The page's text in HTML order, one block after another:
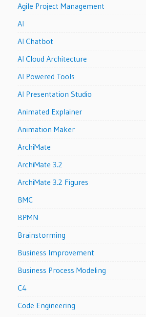
Agile Project Management
AI
AI Chatbot
AI Cloud Architecture
AI Powered Tools
AI Presentation Studio
Animated Explainer
Animation Maker
ArchiMate
ArchiMate 3.2
ArchiMate 3.2 Figures
BMC
BPMN
Brainstorming
Business Improvement
Business Process Modeling
C4
Code Engineering